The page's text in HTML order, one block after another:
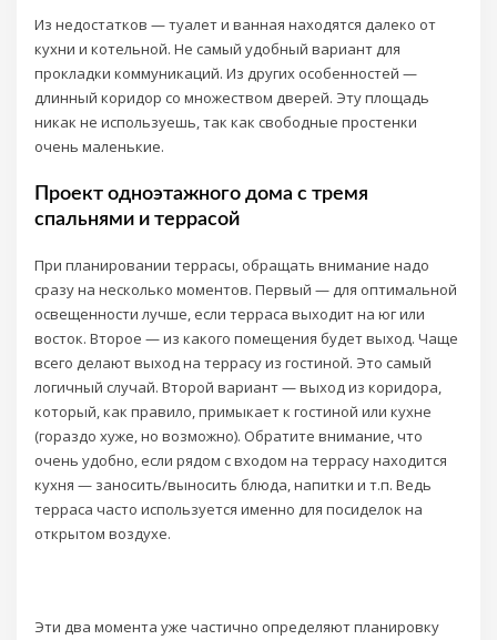
Из недостатков — туалет и ванная находятся далеко от
кухни и котельной. Не самый удобный вариант для
прокладки коммуникаций. Из других особенностей —
длинный коридор со множеством дверей. Эту площадь
никак не используешь, так как свободные простенки
очень маленькие.
Проект одноэтажного дома с тремя
спальнями и террасой
При планировании террасы, обращать внимание надо
сразу на несколько моментов. Первый — для оптимальной
освещенности лучше, если терраса выходит на юг или
восток. Второе — из какого помещения будет выход. Чаще
всего делают выход на террасу из гостиной. Это самый
логичный случай. Второй вариант — выход из коридора,
который, как правило, примыкает к гостиной или кухне
(гораздо хуже, но возможно). Обратите внимание, что
очень удобно, если рядом с входом на террасу находится
кухня — заносить/выносить блюда, напитки и т.п. Ведь
терраса часто используется именно для посиделок на
открытом воздухе.
Эти два момента уже частично определяют планировку